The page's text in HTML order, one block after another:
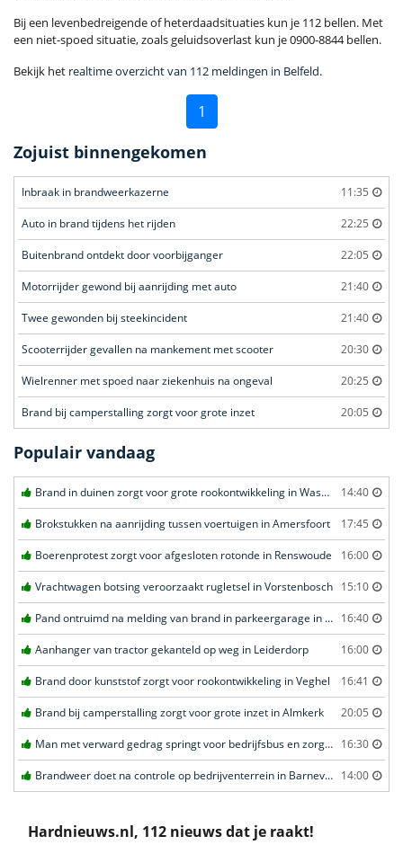
Bij een levenbedreigende of heterdaadsituaties kun je 112 bellen. Met
een niet-spoed situatie, zoals geluidsoverlast kun je 0900-8844 bellen.
Bekijk het realtime overzicht van 112 meldingen in Belfeld.
1
Zojuist binnengekomen
Inbraak in brandweerkazerne 11:35
Auto in brand tijdens het rijden 22:25
Buitenbrand ontdekt door voorbijganger 22:05
Motorrijder gewond bij aanrijding met auto 21:40
Twee gewonden bij steekincident 21:40
Scooterrijder gevallen na mankement met scooter 20:30
Wielrenner met spoed naar ziekenhuis na ongeval 20:25
Brand bij camperstalling zorgt voor grote inzet 20:05
Populair vandaag
Brand in duinen zorgt voor grote rookontwikkeling in Wassenaar 14:40
Brokstukken na aanrijding tussen voertuigen in Amersfoort 17:45
Boerenprotest zorgt voor afgesloten rotonde in Renswoude 16:00
Vrachtwagen botsing veroorzaakt rugletsel in Vorstenbosch 15:10
Pand ontruimd na melding van brand in parkeergarage in Leeuwarden 16:40
Aanhanger van tractor gekanteld op weg in Leiderdorp 16:00
Brand door kunststof zorgt voor rookontwikkeling in Veghel 16:41
Brand bij camperstalling zorgt voor grote inzet in Almkerk 20:05
Man met verward gedrag springt voor bedrijfsbus en zorgt voor opschudding in Veghel 16:30
Brandweer doet na controle op bedrijventerrein in Barneveld 14:00
Hardnieuws.nl, 112 nieuws dat je raakt!